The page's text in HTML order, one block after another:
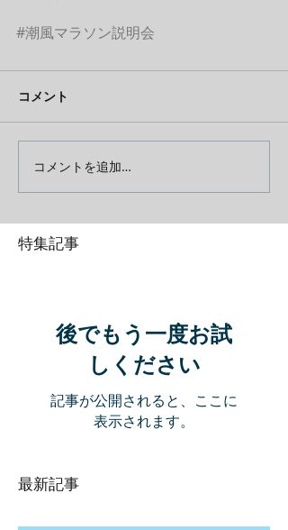
最新記事
特集記事
#潮風マラソン説明会
コメント
コメントを追加…
後でもう一度お試
しください
記事が公開されると、ここに
表示されます。